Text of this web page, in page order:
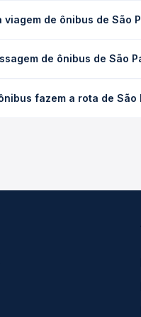
de ônibus de São
condições de tráfego. Na
de ônibus de São
da compra. Na Quero
fazem a rota de São